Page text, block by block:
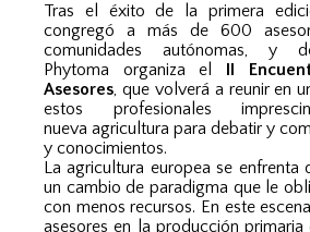
Tras el éxito de la primera
congregó a más de 600
comunidades autónomas, y
Phytoma organiza el II
Asesores, que volverá a reunir en
estos profesionales
nueva agricultura para debatir y
y conocimientos.
La agricultura europea se enfrenta
un cambio de paradigma que le
con menos recursos. En este
asesores en la producción primaria